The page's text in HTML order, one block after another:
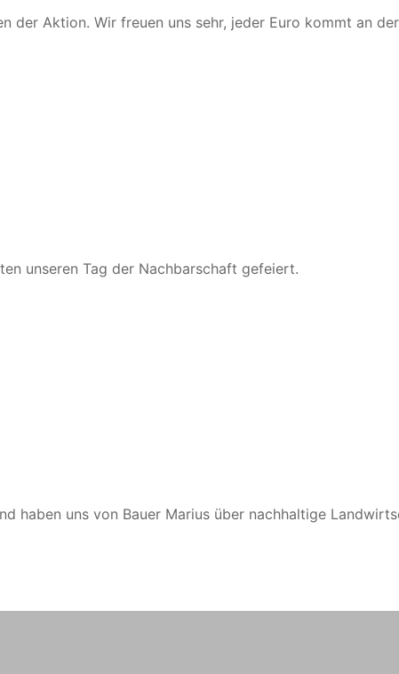
der Aktion. Wir freuen uns sehr, jeder Euro kommt an
unseren Tag der Nachbarschaft gefeiert.
haben uns von Bauer Marius über nachhaltige